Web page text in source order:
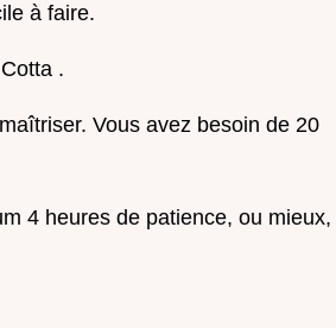
à faire.
.
Vous avez besoin de 20
4 heures de patience, ou mieux,